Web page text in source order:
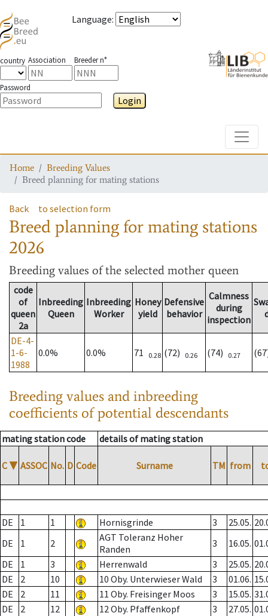
Language:
country Association Breeder n°
Password
Login
Home
Breeding Values
Breed planning for mating stations
Back to selection form
Breed planning for mating stations
2026
Breeding values of the selected mother queen
code
of
queen
2a
Inbreeding
Queen
Inbreeding
Worker
Honey
yield
Defensive
behavior
Calmness
during
inspection
DE-4-
1-6-
1988
0.0% 0.0% 71 0.28 (72) 0.26 (74) 0.27
Breeding values and inbreeding
coefficients of potential descendants
mating station code details of mating station
C ▼ ASSOC No. D Code Surname TM from
DE 1 1 Hornisgrinde 3 25.05.
DE
1 2
AGT Toleranz Hoher
Randen
3 16.05.
DE
1 3 Herrenwald 3 25.05.
DE
2 10 10 Oby. Unterwieser Wald 3 01.06.
DE
2 11 11 Oby. Freisinger Moos 3 15.05.
DE
2 12 12 Oby. Pfaffenkopf 3 27.05.